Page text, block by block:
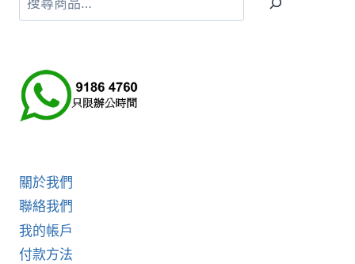
尋
關於我們
聯絡我們
我的帳戶
付款方法